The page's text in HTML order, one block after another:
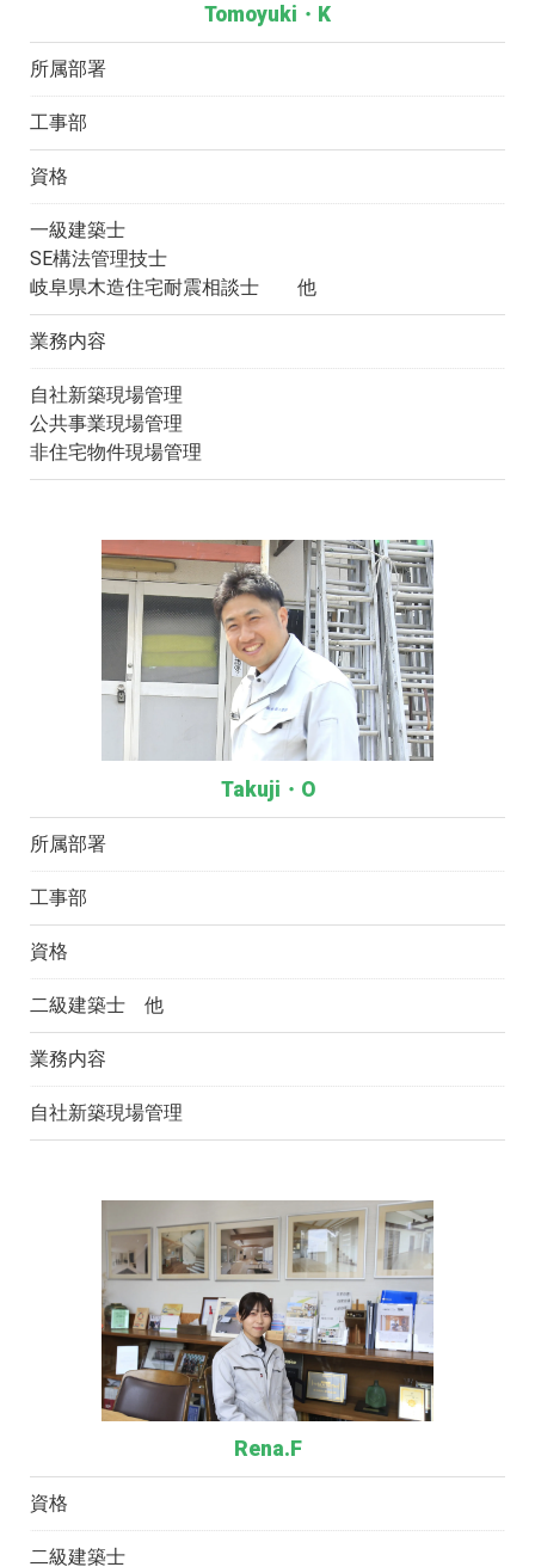
Tomoyuki・K
所属部署
工事部
資格
一級建築士
SE構法管理技士
岐阜県木造住宅耐震相談士 他
業務内容
自社新築現場管理
公共事業現場管理
非住宅物件現場管理
Takuji・O
所属部署
工事部
資格
二級建築士 他
業務内容
自社新築現場管理
Rena.F
資格
二級建築士